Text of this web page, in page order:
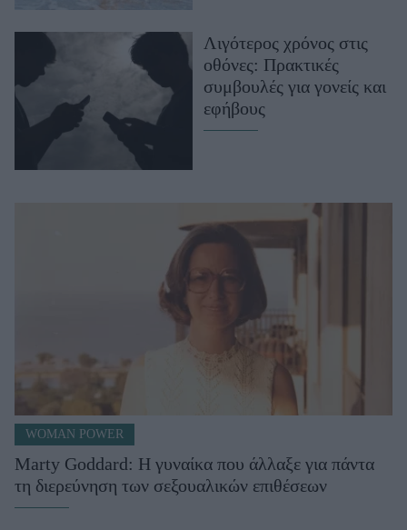
WOMAN POWER
Marty Goddard: Η γυναίκα που άλλαξε για πάντα
τη διερεύνηση των σεξουαλικών επιθέσεων
Λιγότερος χρόνος στις
οθόνες: Πρακτικές
συμβουλές για γονείς και
εφήβους